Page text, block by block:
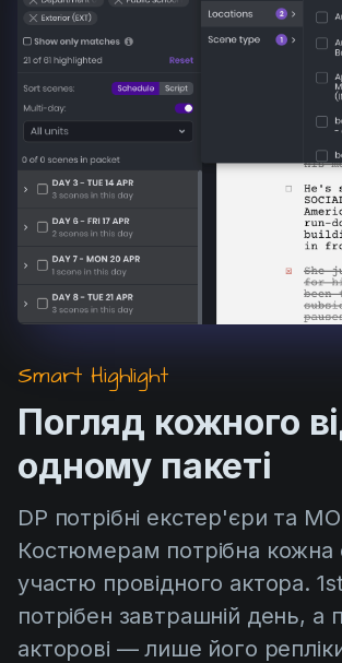
Smart Highlight
Погляд кожного
одному пакеті
DP потрібні екстер'єри та
Костюмерам потрібна кожна
участю провідного актора.
потрібен завтрашній день, а
акторові — лише його